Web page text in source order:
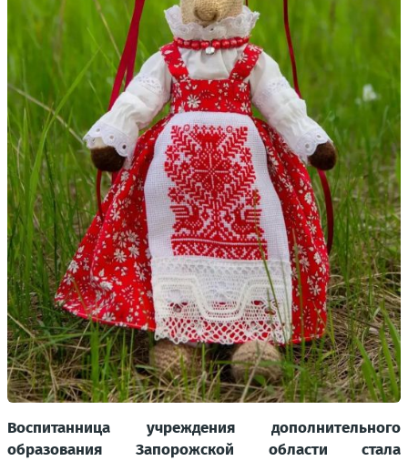
Воспитанница учреждения дополнительного
образования Запорожской области стала